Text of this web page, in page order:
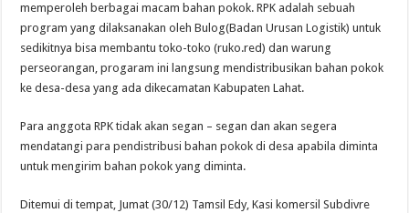
memperoleh berbagai macam bahan pokok. RPK adalah sebuah
program yang dilaksanakan oleh Bulog(Badan Urusan Logistik) untuk
sedikitnya bisa membantu toko-toko (ruko.red) dan warung
perseorangan, progaram ini langsung mendistribusikan bahan pokok
ke desa-desa yang ada dikecamatan Kabupaten Lahat.
Para anggota RPK tidak akan segan – segan dan akan segera
mendatangi para pendistribusi bahan pokok di desa apabila diminta
untuk mengirim bahan pokok yang diminta.
Ditemui di tempat, Jumat (30/12) Tamsil Edy, Kasi komersil Subdivre